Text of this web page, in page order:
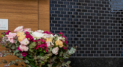
EĞLENCE VE